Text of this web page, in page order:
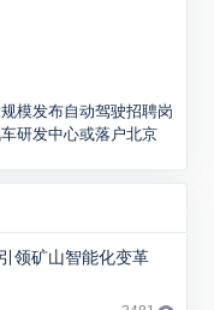
模发布自动驾驶招聘岗
研发中心或落户北京
领矿山智能化变革